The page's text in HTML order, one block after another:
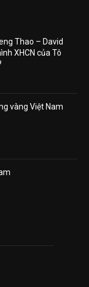
Thao – David
XHCN của Tô
vàng Việt Nam